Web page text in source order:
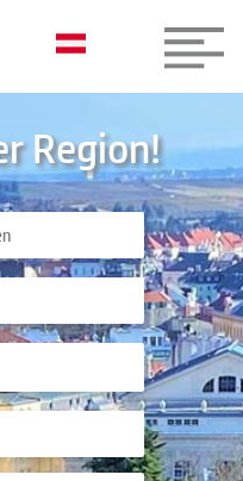
Region!